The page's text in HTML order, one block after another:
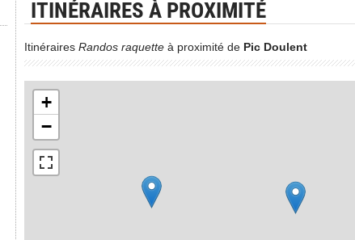
ITINÉRAIRES À PROXIMITÉ
Itinéraires Randos raquette à proximité de Pic Doulent
+
−